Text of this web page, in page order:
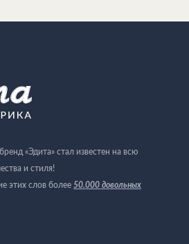
«Эдита» стал известен на всю
и стиля!
этих слов более 50.000 довольных